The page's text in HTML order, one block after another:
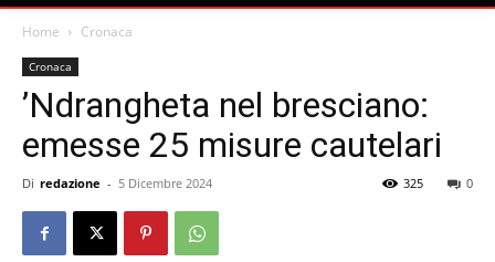
Home Cronaca
Cronaca
’Ndrangheta nel bresciano:
emesse 25 misure cautelari
Di redazione - 5 Dicembre 2024 0
325